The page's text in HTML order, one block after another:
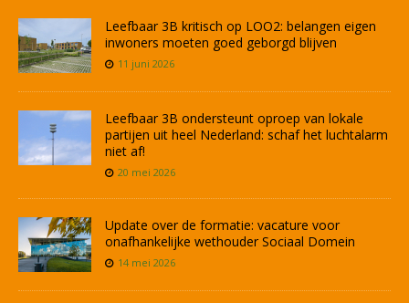
Leefbaar 3B kritisch op LOO2: belangen eigen
inwoners moeten goed geborgd blijven
11 juni 2026
Leefbaar 3B ondersteunt oproep van lokale
partijen uit heel Nederland: schaf het luchtalarm
niet af!
20 mei 2026
Update over de formatie: vacature voor
onafhankelijke wethouder Sociaal Domein
14 mei 2026